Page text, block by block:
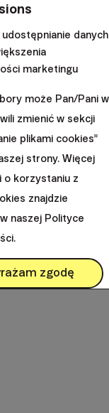
udostępnianie danych
marketingu
może Pan/Pani w
zmienić w sekcji
plikami cookies”
strony. Więcej
o korzystaniu z
znajdzie
naszej Polityce
zgodę